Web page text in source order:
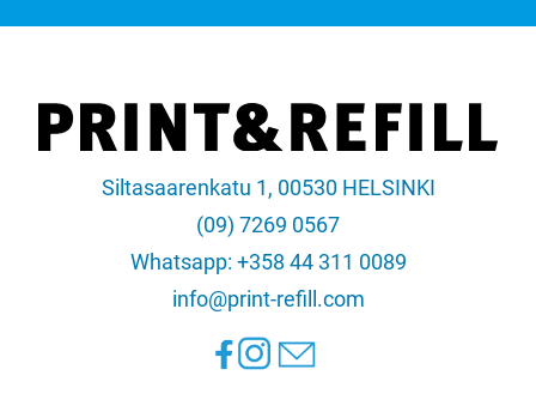
Siltasaarenkatu 1, 00530 HELSINKI
(09) 7269 0567
Whatsapp: +358 44 311 0089
info@print-refill.com